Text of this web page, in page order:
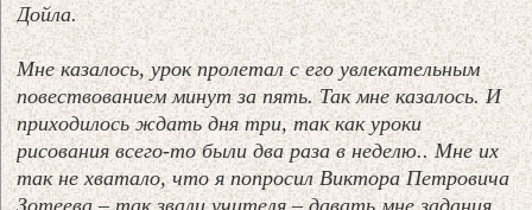
Дойла.
Мне казалось, урок пролетал с его увлекательным
повествованием минут за пять. Так мне казалось. И
приходилось ждать дня три, так как уроки
рисования всего-то были два раза в неделю.. Мне их
так не хватало, что я попросил Виктора Петровича
Зотеева – так звали учителя – давать мне задания